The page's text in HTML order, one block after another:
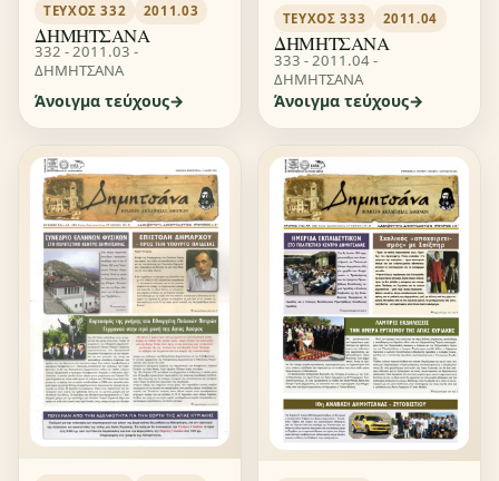
ΤΕΎΧΟΣ 332 2011.03
ΔΗΜΗΤΣΑΝΑ
332 - 2011.03 -
ΔΗΜΗΤΣΑΝΑ
Άνοιγμα τεύχους
ΤΕΎΧΟΣ 333 2011.04
ΔΗΜΗΤΣΑΝΑ
333 - 2011.04 -
ΔΗΜΗΤΣΑΝΑ
Άνοιγμα τεύχους